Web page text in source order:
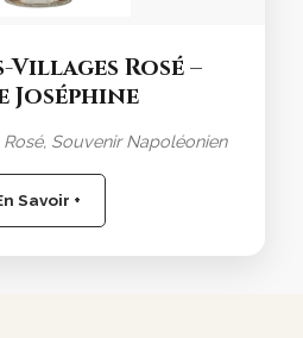
Villages Rosé –
Joséphine
Souvenir Napoléonien
Savoir +